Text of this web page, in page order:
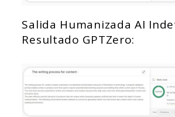
Salida Humanizada AI
Resultado GPTZero: